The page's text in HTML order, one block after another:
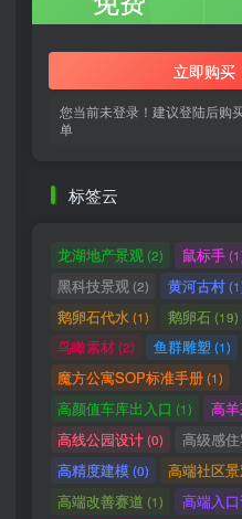
立即购买
您当前未登录！建议登陆后购
单
标签云
龙湖地产景观(2) 鼠标手
黑科技景观 (2) 黄河古村
鹅卵石代水 (1) 鹅卵石(19)
鸟瞰素材(2) 鱼群雕塑 (1)
魔方公寓SOP标准手册(1)
高颜值车库出入口 (1) 高
高线公园设计(0) 高级感
高精度建模(0) 高端社区
高端改善赛道 (1) 高端入